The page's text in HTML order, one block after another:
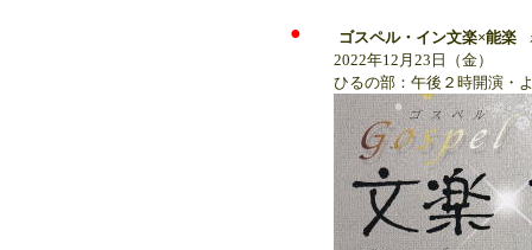
● ゴスペル・イン文楽×能楽
2022年12月23日（金）
ひるの部：午後２時開演・